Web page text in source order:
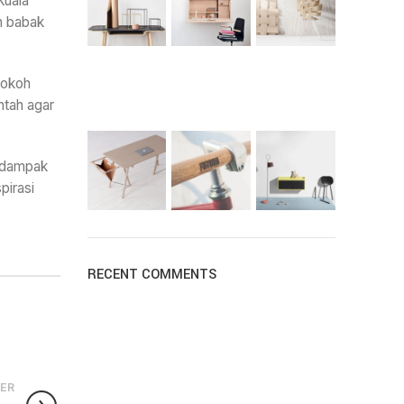
babak
agar
RECENT COMMENTS